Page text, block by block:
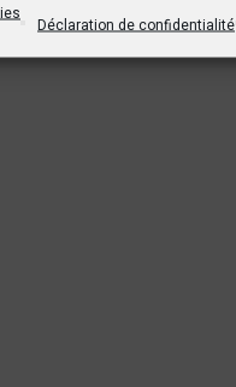
Déclaration de confidentialité